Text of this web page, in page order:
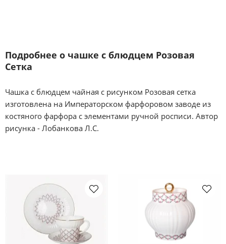
Подробнее о чашке с блюдцем Розовая
Сетка
Чашка с блюдцем чайная с рисунком Розовая сетка
изготовлена на Императорском фарфоровом заводе из
костяного фарфора с элементами ручной росписи. Автор
рисунка - Лобанкова Л.С.